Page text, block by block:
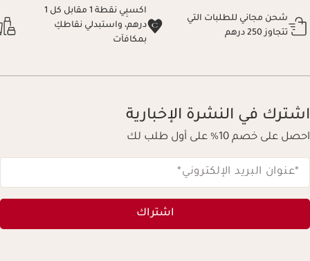
شحن مجاني للطلبات التي
تتجاوز 250 درهم
اكسبِي نقطة 1 مقابل كل 1
درهم، واستبدلي نقاطكِ
بمكافآت
اشترك في النشرة الإخبارية
احصل على خصم 10% على أول طلب لك
*عنوان البريد الإلكتروني *
اشتراك